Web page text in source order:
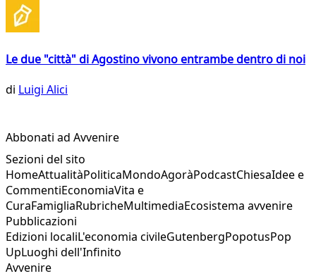
Le due "città" di Agostino vivono entrambe dentro di noi
di Luigi Alici
Abbonati ad Avvenire
Sezioni del sito
HomeAttualitàPoliticaMondoAgoràPodcastChiesaIdee e
CommentiEconomiaVita e
CuraFamigliaRubricheMultimediaEcosistema avvenire
Pubblicazioni
Edizioni localiL'economia civileGutenbergPopotusPop
UpLuoghi dell'Infinito
Avvenire